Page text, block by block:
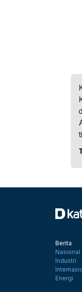
Berita
Nasional
Industri
Energi